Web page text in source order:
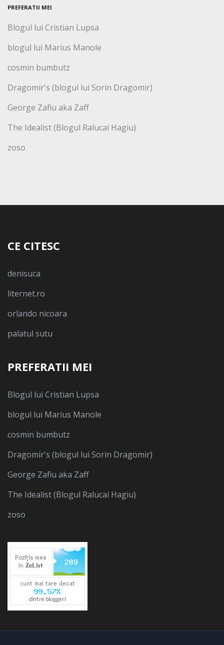
PREFERATII MEI
Blogul lui Cristian Lupsa
blogul lui Marius Manole
cosmin bumbutz
Dragomir's (blogul lui Sorin Dragomir)
George Zafiu aka Zaff
The Idealist (Blogul Ralucai Hagiu)
zoso
CE CITESC
denisuca
liternet.ro
orlando nicoara
palatul sutu
PREFERATII MEI
Blogul lui Cristian Lupsa
blogul lui Marius Manole
cosmin bumbutz
Dragomir's (blogul lui Sorin Dragomir)
George Zafiu aka Zaff
The Idealist (Blogul Ralucai Hagiu)
zoso